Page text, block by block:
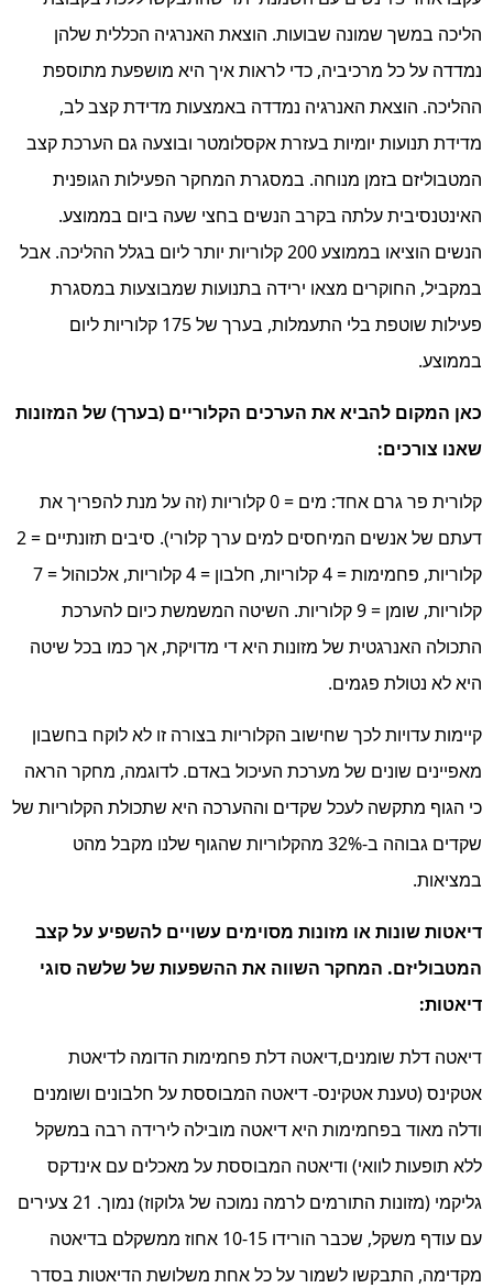
הליכה במשך שמונה שבועות. הוצאת האנרגיה הכללית שלהן
נמדדה על כל מרכיביה, כדי לראות איך היא מושפעת מתוספת
ההליכה. הוצאת האנרגיה נמדדה באמצעות מדידת קצב לב,
מדידת תנועות יומיות בעזרת אקסלומטר ובוצעה גם הערכת קצב
המטבוליזם בזמן מנוחה. במסגרת המחקר הפעילות הגופנית
האינטנסיבית עלתה בקרב הנשים בחצי שעה ביום בממוצע.
הנשים הוציאו בממוצע 200 קלוריות יותר ליום בגלל ההליכה. אבל
במקביל, החוקרים מצאו ירידה בתנועות שמבוצעות במסגרת
פעילות שוטפת בלי התעמלות, בערך של 175 קלוריות ליום
בממוצע.
כאן המקום להביא את הערכים הקלוריים (בערך) של המזונות
שאנו צורכים:
קלורית פר גרם אחד: מים = 0 קלוריות (זה על מנת להפריך את
דעתם של אנשים המיחסים למים ערך קלורי). סיבים תזונתיים = 2
קלוריות, פחמימות = 4 קלוריות, חלבון = 4 קלוריות, אלכוהול = 7
קלוריות, שומן = 9 קלוריות. השיטה המשמשת כיום להערכת
התכולה האנרגטית של מזונות היא די מדויקת, אך כמו בכל שיטה
היא לא נטולת פגמים.
קיימות עדויות לכך שחישוב הקלוריות בצורה זו לא לוקח בחשבון
מאפיינים שונים של מערכת העיכול באדם. לדוגמה, מחקר הראה
כי הגוף מתקשה לעכל שקדים וההערכה היא שתכולת הקלוריות של
שקדים גבוהה ב-32% מהקלוריות שהגוף שלנו מקבל מהט
במציאות.
דיאטות שונות או מזונות מסוימים עשויים להשפיע על קצב
המטבוליזם. המחקר השווה את ההשפעות של שלשה סוגי
דיאטות:
דיאטה דלת שומנים,דיאטה דלת פחמימות הדומה לדיאטת
אטקינס (טענת אטקינס- דיאטה המבוססת על חלבונים ושומנים
ודלה מאוד בפחמימות היא דיאטה מובילה לירידה רבה במשקל
ללא תופעות לוואי) ודיאטה המבוססת על מאכלים עם אינדקס
גליקמי (מזונות התורמים לרמה נמוכה של גלוקוז) נמוך. 21 צעירים
עם עודף משקל, שכבר הורידו 10-15 אחוז ממשקלם בדיאטה
מקדימה, התבקשו לשמור על כל אחת משלושת הדיאטות בסדר